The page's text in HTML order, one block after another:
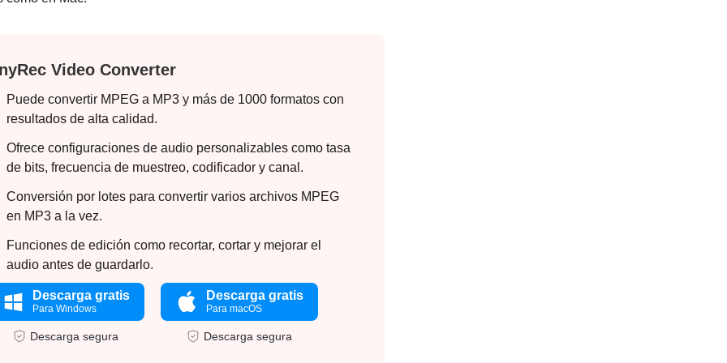
Video Converter
Puede convertir MPEG a MP3 y más de 1000 formatos con
resultados de alta calidad.
Ofrece configuraciones de audio personalizables como tasa
de bits, frecuencia de muestreo, codificador y canal.
Conversión por lotes para convertir varios archivos MPEG
en MP3 a la vez.
Funciones de edición como recortar, cortar y mejorar el
audio antes de guardarlo.
Descarga gratis
Para Windows
Descarga segura
Descarga gratis
Para macOS
Descarga segura